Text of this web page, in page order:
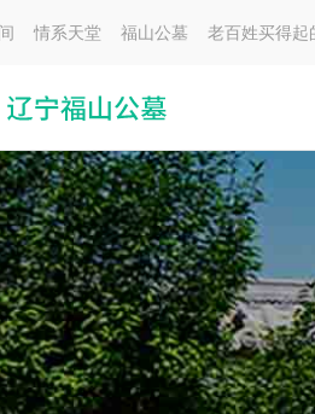
情系天堂 福山公墓 老百姓买得起